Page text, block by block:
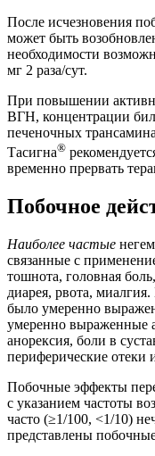
После исчезновения
может быть
необходимости
мг 2 раза/сут.
При повышении
ВГН, концентрации
печеночных
Тасигна®
временно прервать
Побочное
Наиболее частые
связанные с
тошнота, головная
диарея, рвота,
было умеренно
умеренно выраженные
анорексия, боли в
периферические отеки
Побочные эффекты
с указанием частоты
часто (≥1/100, <1/10)
представлены